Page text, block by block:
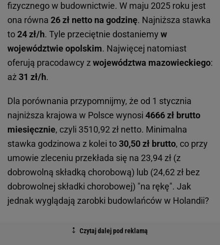
fizycznego w budownictwie. W maju 2025 roku jest
ona równa 26 zł netto na godzinę. Najniższa stawka
to24 zł/h. Tyle przeciętnie dostaniemy w
województwie opolskim. Najwięcej natomiast
oferują pracodawcy zwojewództwa mazowieckiego:
aż31 zł/h.
Dla porównania przypomnijmy, że od 1 stycznia
najniższa krajowa w Polsce wynosi 4666 zł brutto
miesięcznie, czyli 3510,92 zł netto. Minimalna
stawka godzinowa z kolei to30,50 zł brutto, co przy
umowie zleceniu przekłada się na 23,94 zł (z
dobrowolną składką chorobową) lub (24,62 zł bez
dobrowolnej składki chorobowej) "na rękę". Jak
jednak wyglądają zarobki budowlańców w Holandii?